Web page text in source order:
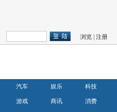
浏览 |注册
汽车 娱乐 科技
游戏 商讯 消费